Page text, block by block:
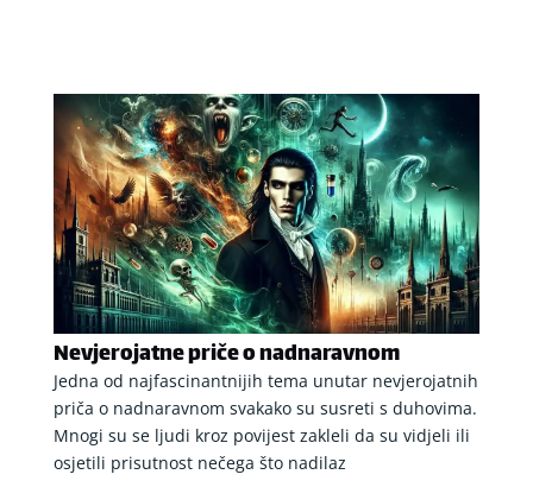
Nevjerojatne priče o nadnaravnom
Jedna od najfascinantnijih tema unutar nevjerojatnih
priča o nadnaravnom svakako su susreti s duhovima.
Mnogi su se ljudi kroz povijest zakleli da su vidjeli ili
osjetili prisutnost nečega što nadilaz